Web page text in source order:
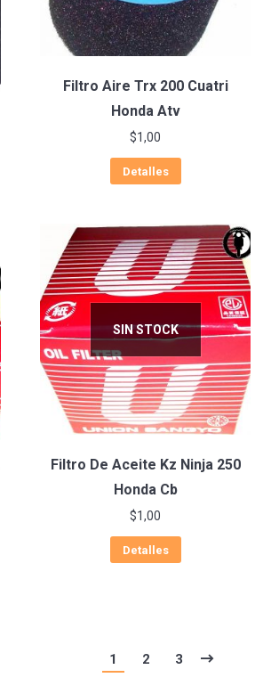
Filtro Aire Trx 200 Cuatri
Honda Atv
$1,00
Detalles
SIN STOCK
Filtro De Aceite Kz Ninja 250
Honda Cb
$1,00
Detalles
1 2 3